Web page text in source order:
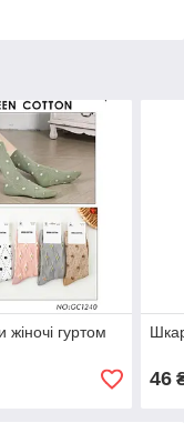
жіночі гуртом
46